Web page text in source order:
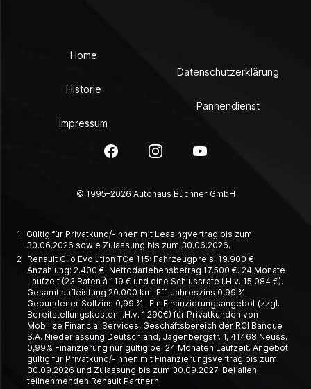
Home
Historie
Impressum
Datenschutzerklärung
Pannendienst
FacebookInstagramYouTube
© 1995–2026 Autohaus Büchner GmbH
1
Gültig für Privatkund/-innen mit Leasingvertrag bis zum
30.06.2026 sowie Zulassung bis zum 30.06.2026.
2 Renault Clio Evolution TCe 115: Fahrzeugpreis: 19.900 €.
Anzahlung: 2.400 €. Nettodarlehensbetrag 17.500 €. 24 Monate
Laufzeit (23 Raten à 119 € und eine Schlussrate i.H.v. 15.084 €).
Gesamtlaufleistung 20.000 km. Eff. Jahreszins 0,99 %.
Gebundener Sollzins 0,99 %.. Ein Finanzierungsangebot (zzgl.
Bereitstellungskosten i.H.v. 1.290€) für Privatkunden von
Mobilize Financial Services, Geschäftsbereich der RCI Banque
S.A. Niederlassung Deutschland, Jagenbergstr. 1, 41468 Neuss.
0,99% Finanzierung nur gültig bei 24 Monaten Laufzeit. Angebot
gültig für Privatkund/-innen mit Finanzierungsvertrag bis zum
30.09.2026 und Zulassung bis zum 30.09.2027. Bei allen
teilnehmenden Renault Partnern.